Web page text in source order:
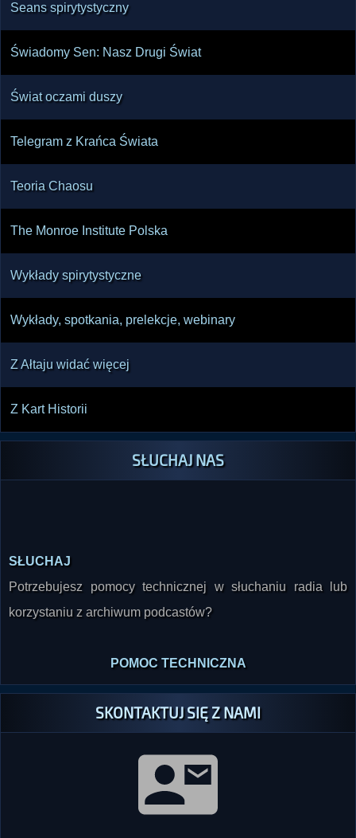
Seans spirytystyczny
Świadomy Sen: Nasz Drugi Świat
Świat oczami duszy
Telegram z Krańca Świata
Teoria Chaosu
The Monroe Institute Polska
Wykłady spirytystyczne
Wykłady, spotkania, prelekcje, webinary
Z Ałtaju widać więcej
Z Kart Historii
SŁUCHAJ NAS
SŁUCHAJ
Potrzebujesz pomocy technicznej w słuchaniu radia lub
korzystaniu z archiwum podcastów?
POMOC TECHNICZNA
SKONTAKTUJ SIĘ Z NAMI